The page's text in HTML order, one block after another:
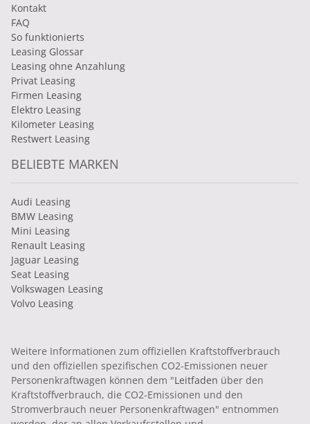
Kontakt
FAQ
So funktionierts
Leasing Glossar
Leasing ohne Anzahlung
Privat Leasing
Firmen Leasing
Elektro Leasing
Kilometer Leasing
Restwert Leasing
BELIEBTE MARKEN
Audi Leasing
BMW Leasing
Mini Leasing
Renault Leasing
Jaguar Leasing
Seat Leasing
Volkswagen Leasing
Volvo Leasing
Weitere Informationen zum offiziellen Kraftstoffverbrauch
und den offiziellen spezifischen CO2-Emissionen neuer
Personenkraftwagen können dem "Leitfaden über den
Kraftstoffverbrauch, die CO2-Emissionen und den
Stromverbrauch neuer Personenkraftwagen" entnommen